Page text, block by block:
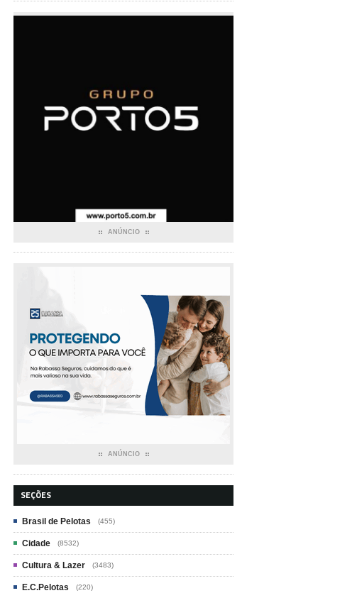
ANÚNCIO
ANÚNCIO
SEÇÕES
Brasil de Pelotas (455)
Cidade (8532)
Cultura & Lazer (3483)
E.C.Pelotas (220)